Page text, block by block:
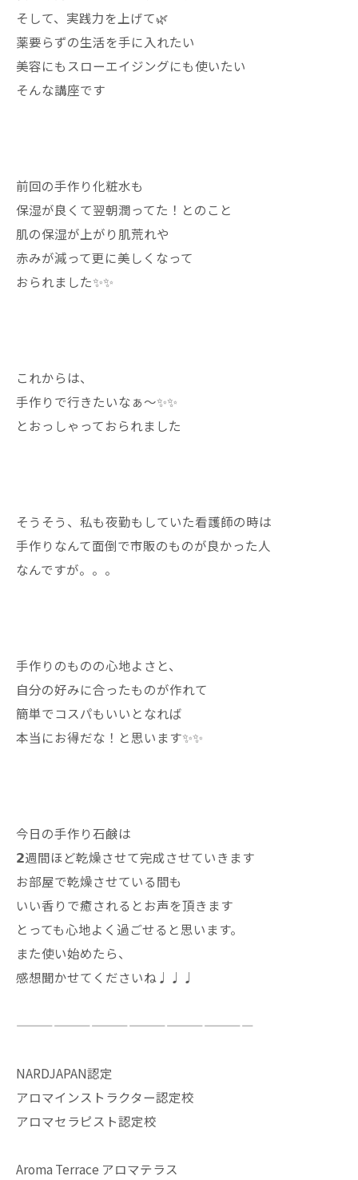
そして、実践力を上げて🌿
薬要らずの生活を手に入れたい
美容にもスローエイジングにも使いたい
そんな講座です
前回の手作り化粧水も
保湿が良くて翌朝潤ってた！とのこと
肌の保湿が上がり肌荒れや
赤みが減って更に美しくなって
おられました✨✨
これからは、
手作りで行きたいなぁ〜✨✨
とおっしゃっておられました
そうそう、私も夜勤もしていた看護師の時は
手作りなんて面倒で市販のものが良かった人
なんですが。。。
手作りのものの心地よさと、
自分の好みに合ったものが作れて
簡単でコスパもいいとなれば
本当にお得だな！と思います✨✨
今日の手作り石鹸は
𝟮週間ほど乾燥させて完成させていきます
お部屋で乾燥させている間も
いい香りで癒されるとお声を頂きます
とっても心地よく過ごせると思います。
また使い始めたら、
感想聞かせてくださいね♩♩♩
———————————————————
NARDJAPAN認定
アロマインストラクター認定校
アロマセラピスト認定校
Aroma Terrace アロマテラス